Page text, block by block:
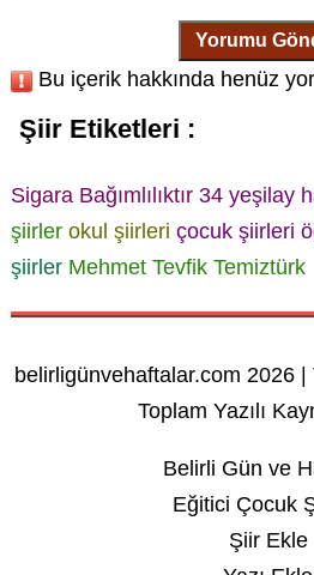
Yorumu
Bu içerik hakkında henüz
Şiir Etiketleri :
Sigara Bağımlılıktır 34 yeşilay
şiirler okul şiirleri çocuk şiirleri
şiirler Mehmet Tevfik Temiztürk
belirligünvehaftalar.com 2026
Toplam Yazılı
Belirli Gün ve
Eğitici Çocuk
Şiir Ekle